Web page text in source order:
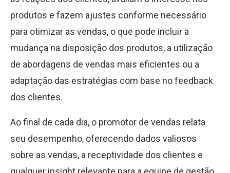
produtos e fazem ajustes conforme necessário
para otimizar as vendas, o que pode incluir a
mudança na disposição dos produtos, a utilização
de abordagens de vendas mais eficientes ou a
adaptação das estratégias com base no feedback
dos clientes.
Ao final de cada dia, o promotor de vendas relata
seu desempenho, oferecendo dados valiosos
sobre as vendas, a receptividade dos clientes e